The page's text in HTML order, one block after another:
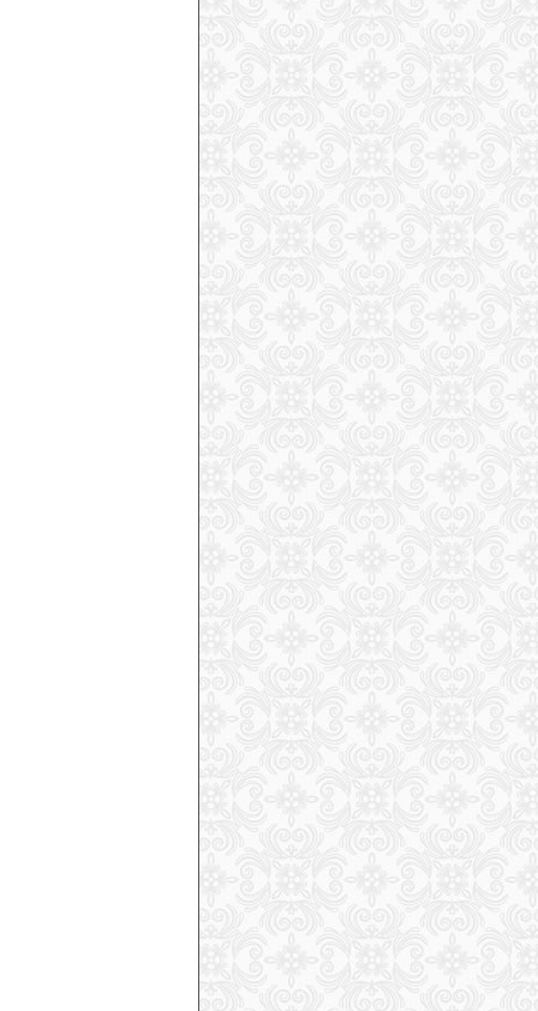
Why European Avalanche Deaths More
Than Doubled Last Season
2026-04-
With 146 Deaths, Europe’s Avalanche
Season Exposes a Persistent Weak
Base Layer Problem
2026-04-30
The Science Behind Avalanches ( 2026-
Tragic Avalanche in Hemsedal, Norway,
Claims 2 Lives on Easter Monday
( 2026-04-07
Greenland Capital Hit by Fatal Nuuk
Avalanche Less Than 2 Weeks After
Near-Miss
2026-04-06
2 American Backcountry Skiers Caught
in Avalanche in Stubai Alps, Austria,
Leaving 1 Seriously Injured
2026-04-
Skier Killed After Sluff Knocked Them
2,000 Feet Down a Cliff in Rogers Pass,
BC
Official Report on the Castle Peak, CA,
Avalanche That Killed 9 Reveals Critical
Decision Errors, Undeployed Airbags,
and Victims Buried 8 Feet Deep
(
2026-
04-02)
AvalancheClarity: Free App Brings AI-
Translated French Avalanche Bulletins to
International Skiers
( 2026-03-31
Body of Missing Exchange Student
Found 2 Months After Dying in Avalanche
in Italy’s Dolomites
2026-03-31
Avalanche in Austria’s Zillertal Region
Buries 2 Freeriders, Leaving 1 Dead
Avalanche Buries 5 Snowmobilers Near
Riksgränsen, Sweden, Leaving One
Seriously Injured
2026-03-27
[UPDATED] 4th Fatality Confirmed After
25 Skiers Were Caught by Avalanche at
Val Ridanna, Italy
( 2026-03-26